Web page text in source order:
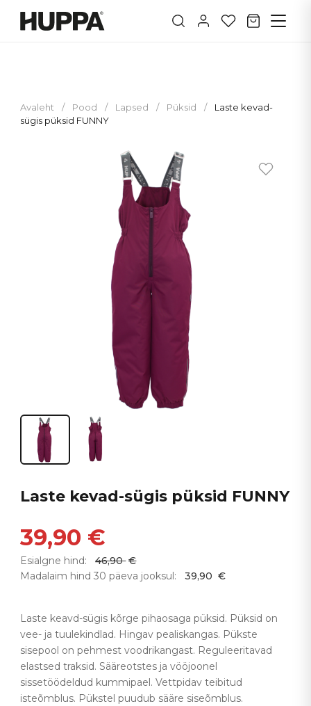
Avaleht / Pood / Lapsed / Püksid /
Laste kevad-
sügis püksid FUNNY
Laste kevad-sügis püksid FUNNY
39,90 €
Esialgne hind: 46,90 €
Madalaim hind 30 päeva jooksul:
39,90 €
Laste keavd-sügis kõrge pihaosaga püksid. Püksid on
vee- ja tuulekindlad. Hingav pealiskangas. Pükste
sisepool on pehmest voodrikangast. Reguleeritavad
elastsed traksid. Sääreotstes ja vööjoonel
sissetöödeldud kummipael. Vettpidav teibitud
isteõmblus. Pükstel puudub sääre siseõmblus.